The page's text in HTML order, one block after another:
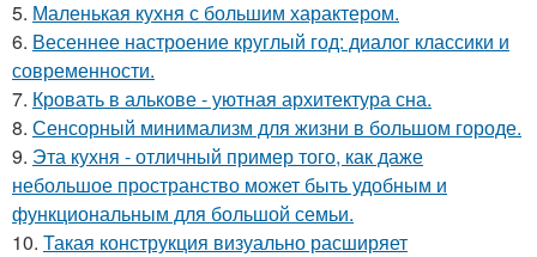
5. Маленькая кухня с большим характером.
6. Весеннее настроение круглый год: диалог классики и
современности.
7. Кровать в алькове - уютная архитектура сна.
8. Сенсорный минимализм для жизни в большом городе.
9. Эта кухня - отличный пример того, как даже
небольшое пространство может быть удобным и
функциональным для большой семьи.
10. Такая конструкция визуально расширяет